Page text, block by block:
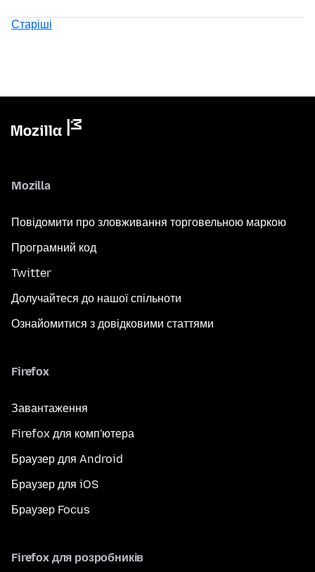
Старіші
Mozilla
Повідомити про зловживання торговельною маркою
Програмний код
Twitter
Долучайтеся до нашої спільноти
Ознайомитися з довідковими статтями
Firefox
Завантаження
Firefox для комп'ютера
Браузер для Android
Браузер для iOS
Браузер Focus
Firefox для розробників